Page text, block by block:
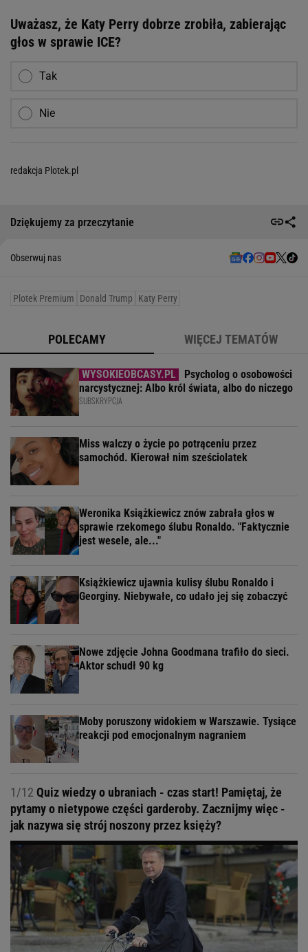
Uważasz, że Katy Perry dobrze zrobiła, zabierając
głos w sprawie ICE?
Tak
Nie
redakcja Plotek.pl
Dziękujemy za przeczytanie
Obserwuj nas
Plotek Premium Donald Trump Katy Perry
POLECAMY WIĘCEJ TEMATÓW
Psycholog o osobowości
narcystycznej: Albo król świata, albo do niczego
SUBSKRYPCJA
Miss walczy o życie po potrąceniu przez
samochód. Kierował nim sześciolatek
Weronika Książkiewicz znów zabrała głos w
sprawie rzekomego ślubu Ronaldo. "Faktycznie
jest wesele, ale..."
Książkiewicz ujawnia kulisy ślubu Ronaldo i
Georginy. Niebywałe, co udało jej się zobaczyć
Nowe zdjęcie Johna Goodmana trafiło do sieci.
Aktor schudł 90 kg
Moby poruszony widokiem w Warszawie. Tysiące
reakcji pod emocjonalnym nagraniem
1/12 Quiz wiedzy o ubraniach - czas start! Pamiętaj, że
pytamy o nietypowe części garderoby. Zacznijmy więc -
jak nazywa się strój noszony przez księży?